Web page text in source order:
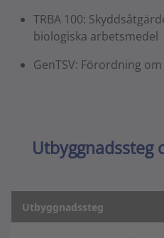
TRBA 100:
biologiska arbetsmedel
GenTSV: Förordning
Utbyggnadssteg
Utbyggnadssteg